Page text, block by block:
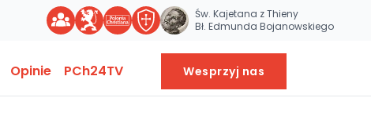
Św. Kajetana z Thieny
Bł. Edmunda Bojanowskiego
Opinie PCh24TV Wesprzyj nas